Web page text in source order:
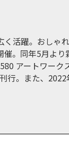
活躍。おしゃ
。同年5⽉よ
アートワーク
行。また、